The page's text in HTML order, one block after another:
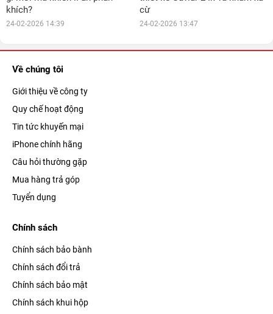
khích?
24-02-2026 14:39
cừ
24-02-2026 13:47
Về chúng tôi
Giới thiệu về công ty
Quy chế hoạt động
Tin tức khuyến mại
iPhone chính hãng
Câu hỏi thường gặp
Mua hàng trả góp
Tuyển dụng
Chính sách
Chính sách bảo bành
Chính sách đổi trả
Chính sách bảo mật
Chính sách khui hộp